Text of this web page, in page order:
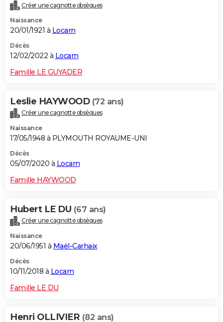
Créer une cagnotte obsèques
Naissance
20/01/1921 à Locarn
Décès
12/02/2022 à Locarn
Famille LE GUYADER
Leslie HAYWOOD (72 ans)
Créer une cagnotte obsèques
Naissance
17/05/1948 à PLYMOUTH ROYAUME-UNI
Décès
05/07/2020 à Locarn
Famille HAYWOOD
Hubert LE DU (67 ans)
Créer une cagnotte obsèques
Naissance
20/06/1951 à Maël-Carhaix
Décès
10/11/2018 à Locarn
Famille LE DU
Henri OLLIVIER (82 ans)